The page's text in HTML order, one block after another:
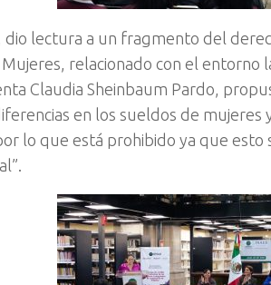
lectura a un fragmento del
relacionado con el entorno
Claudia Sheinbaum Pardo,
en los sueldos de mujeres
lo que está prohibido ya que esto